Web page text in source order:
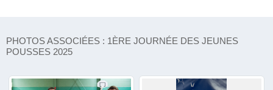
PHOTOS ASSOCIÉES : 1ÈRE JOURNÉE DES JEUNES
POUSSES 2025